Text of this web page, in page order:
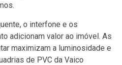
o interfone e os
adicionam valor ao imóvel. As
maximizam a luminosidade e
de PVC da Vaico